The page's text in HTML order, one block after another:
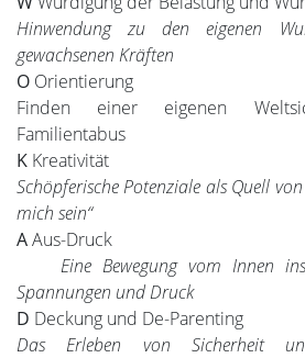
Hinwendung zu den eigenen
gewachsenen Kräften
O Orientierung
Finden einer eigenen
Familientabus
K Kreativität
Schöpferische Potenziale als Quell
mich sein“
AAus-Druck
Eine Bewegung vom Innen ins
Spannungen und Druck
D Deckung und De-Parenting
Das Erleben von Sicherheit